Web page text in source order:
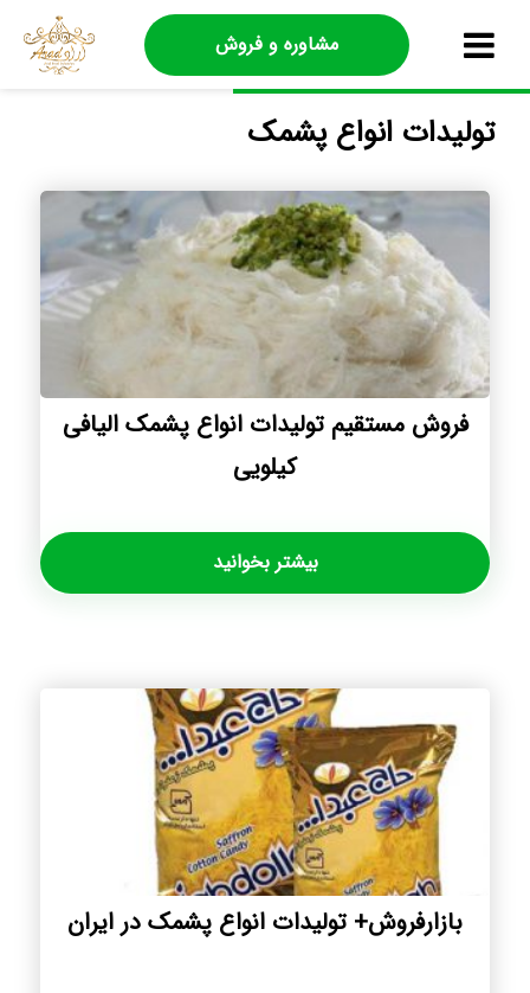
مشاوره و فروش
تولیدات انواع پشمک
فروش مستقیم تولیدات انواع پشمک الیافی
کیلویی
بیشتر بخوانید
بازارفروش+ تولیدات انواع پشمک در ایران